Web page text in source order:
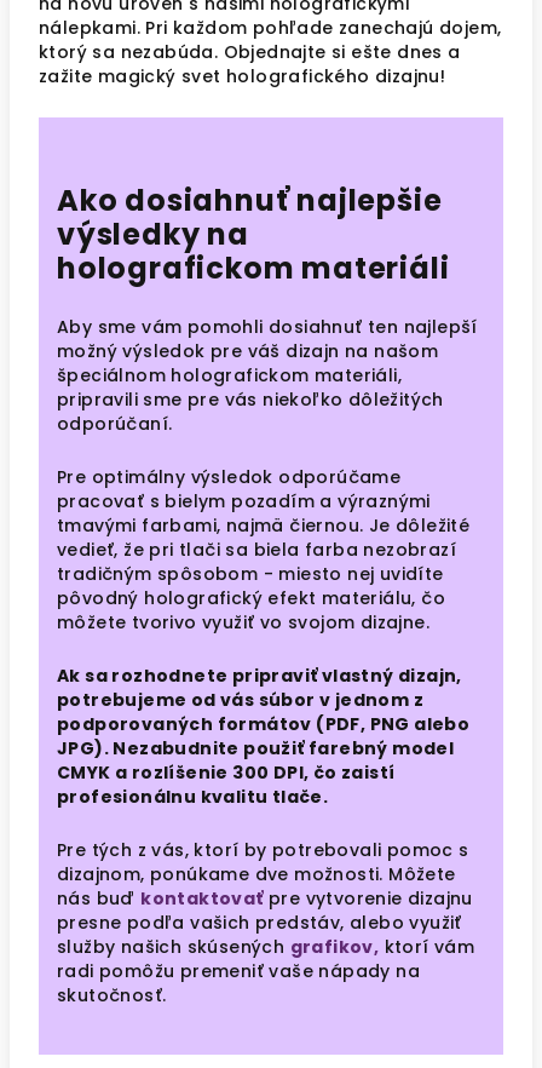
nálepkami. Pri každom pohľade zanechajú dojem,
ktorý sa nezabúda. Objednajte si ešte dnes a
zažite magický svet holografického dizajnu!
Ako dosiahnuť najlepšie
výsledky na
holografickom materiáli
Aby sme vám pomohli dosiahnuť ten najlepší
možný výsledok pre váš dizajn na našom
špeciálnom holografickom materiáli,
pripravili sme pre vás niekoľko dôležitých
odporúčaní.
Pre optimálny výsledok odporúčame
pracovať s bielym pozadím a výraznými
tmavými farbami, najmä čiernou. Je dôležité
vedieť, že pri tlači sa biela farba nezobrazí
tradičným spôsobom - miesto nej uvidíte
pôvodný holografický efekt materiálu, čo
môžete tvorivo využiť vo svojom dizajne.
Ak sa rozhodnete pripraviť vlastný dizajn,
potrebujeme od vás súbor v jednom z
podporovaných formátov (PDF, PNG alebo
JPG). Nezabudnite použiť farebný model
CMYK a rozlíšenie 300 DPI, čo zaistí
profesionálnu kvalitu tlače.
Pre tých z vás, ktorí by potrebovali pomoc s
dizajnom, ponúkame dve možnosti. Môžete
nás buď kontaktovaťpre vytvorenie dizajnu
presne podľa vašich predstáv, alebo využiť
služby našich skúsených grafikov, ktorí vám
radi pomôžu premeniť vaše nápady na
skutočnosť.